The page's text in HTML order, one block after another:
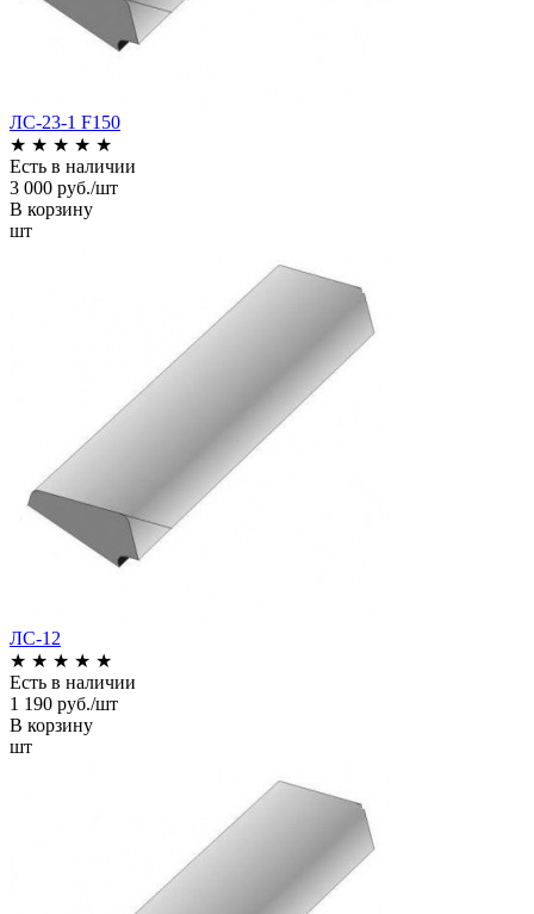
ЛС-23-1 F150
★ ★ ★ ★ ★
Есть в наличии
3 000 руб./шт
В корзину
шт
ЛС-12
★ ★ ★ ★ ★
Есть в наличии
1 190 руб./шт
В корзину
шт